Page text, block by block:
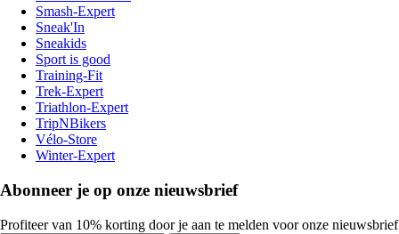
Smash-Expert
Sneak'In
Sneakids
Sport is good
Training-Fit
Trek-Expert
Triathlon-Expert
TripNBikers
Vélo-Store
Winter-Expert
Abonneer je op onze nieuwsbrief
Profiteer van 10% korting door je aan te melden voor onze nieuwsbrief